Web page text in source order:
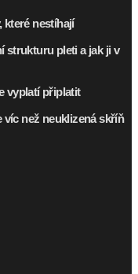
které nestíhají
strukturu pleti a jak ji v
vyplatí připlatit
než neuklizená skříň